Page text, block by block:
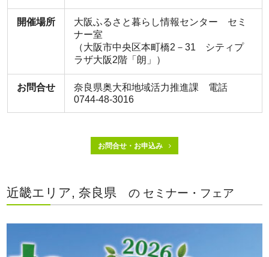
開催場所
大阪ふるさと暮らし情報センター セミ
ナー室
（大阪市中央区本町橋2－31 シティプ
ラザ大阪2階「朗」）
お問合せ
奈良県奥大和地域活力推進課 電話
0744-48-3016
お問合せ・お申込み
近畿エリア, 奈良県 の セミナー・フェア